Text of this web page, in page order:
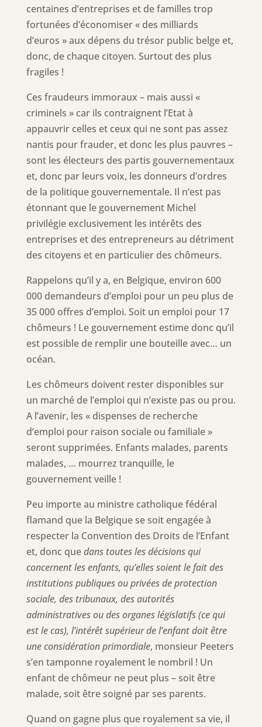
centaines d’entreprises et de familles trop
fortunées d’économiser « des milliards
d’euros » aux dépens du trésor public belge et,
donc, de chaque citoyen. Surtout des plus
fragiles !
Ces fraudeurs immoraux – mais aussi «
criminels » car ils contraignent l’Etat à
appauvrir celles et ceux qui ne sont pas assez
nantis pour frauder, et donc les plus pauvres –
sont les électeurs des partis gouvernementaux
et, donc par leurs voix, les donneurs d’ordres
de la politique gouvernementale. Il n’est pas
étonnant que le gouvernement Michel
privilégie exclusivement les intérêts des
entreprises et des entrepreneurs au détriment
des citoyens et en particulier des chômeurs.
Rappelons qu’il y a, en Belgique, environ 600
000 demandeurs d’emploi pour un peu plus de
35 000 offres d’emploi. Soit un emploi pour 17
chômeurs ! Le gouvernement estime donc qu’il
est possible de remplir une bouteille avec… un
océan.
Les chômeurs doivent rester disponibles sur
un marché de l’emploi qui n’existe pas ou prou.
A l’avenir, les « dispenses de recherche
d’emploi pour raison sociale ou familiale »
seront supprimées. Enfants malades, parents
malades, … mourrez tranquille, le
gouvernement veille !
Peu importe au ministre catholique fédéral
flamand que la Belgique se soit engagée à
respecter la Convention des Droits de l’Enfant
et, donc quedans toutes les décisions qui
concernent les enfants, qu’elles soient le fait des
institutions publiques ou privées de protection
sociale, des tribunaux, des autorités
administratives ou des organes législatifs (ce qui
est le cas), l’intérêt supérieur de l’enfant doit être
une considération primordiale, monsieur Peeters
s’en tamponne royalement le nombril ! Un
enfant de chômeur ne peut plus – soit être
malade, soit être soigné par ses parents.
Quand on gagne plus que royalement sa vie, il